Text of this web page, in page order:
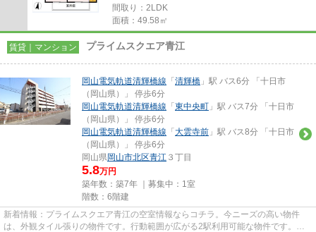
間取り：2LDK
面積：49.58㎡
賃貸｜マンション プライムスクエア青江
岡山電気軌道清輝橋線 「 清輝橋 」駅 バス6分 「十日市
（岡山県）」 停歩6分
岡山電気軌道清輝橋線 「 東中央町 」駅 バス7分 「十日市
（岡山県）」 停歩6分
岡山電気軌道清輝橋線 「 大雲寺前 」駅 バス8分 「十日市
（岡山県）」 停歩6分
岡山県岡山市北区青江 ３丁目
5.8万円
築年数：築7年 ｜募集中： 1室
階数：6階建
新着情報：プライムスクエア青江の空室情報ならコチラ。今ニーズの高い物件
は、外観タイル張りの物件です。行動範囲が広がる2駅利用可能な物件です。敷